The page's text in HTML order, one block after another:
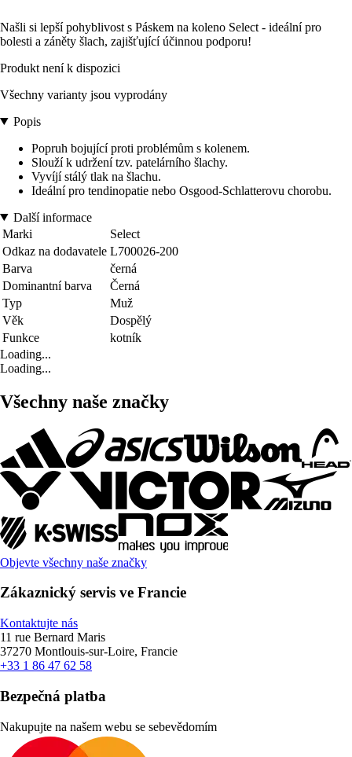
Našli si lepší pohyblivost s Páskem na koleno Select - ideální pro
bolesti a záněty šlach, zajišťující účinnou podporu!
Produkt není k dispozici
Všechny varianty jsou vyprodány
Popis
Popruh bojující proti problémům s kolenem.
Slouží k udržení tzv. patelárního šlachy.
Vyvíjí stálý tlak na šlachu.
Ideální pro tendinopatie nebo Osgood-Schlatterovu chorobu.
Další informace
Marki
Select
Odkaz na dodavatele L700026-200
Barva
černá
Dominantní barva
Černá
Typ
Muž
Věk
Dospělý
Funkce
kotník
Loading...
Loading...
Všechny naše značky
Objevte všechny naše značky
Zákaznický servis ve Francie
Kontaktujte nás
11 rue Bernard Maris
37270 Montlouis-sur-Loire, Francie
+33 1 86 47 62 58
Bezpečná platba
Nakupujte na našem webu se sebevědomím